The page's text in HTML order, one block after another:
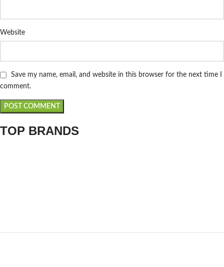
Website
Save my name, email, and website in this browser for the next time I
comment.
TOP BRANDS